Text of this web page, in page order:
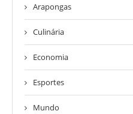
Arapongas
Culinária
Economia
Esportes
Mundo